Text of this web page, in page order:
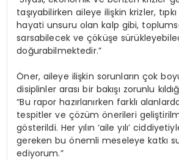
taşıyabilirken aileye ilişkin krizler,
hayati unsuru olan kalp gibi,
sarsabilecek ve çöküşe
doğurabilmektedir.”
Öner, aileye ilişkin sorunların çok
disiplinler arası bir bakışı zorunlu
“Bu rapor hazırlanırken farklı
tespitler ve çözüm önerileri
gösterildi. Her yılın ‘aile yılı’
gereken bu önemli meseleye katkı
ediyorum.”